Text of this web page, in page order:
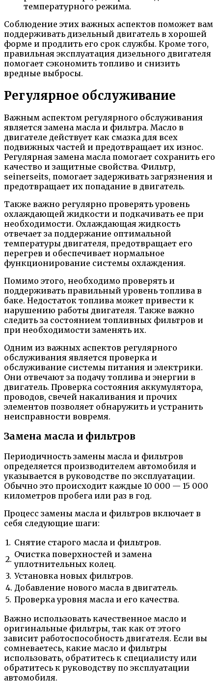
температурного режима.
Соблюдение этих важных аспектов поможет вам
поддерживать дизельный двигатель в хорошей
форме и продлить его срок службы. Кроме того,
правильная эксплуатация дизельного двигателя
помогает сэкономить топливо и снизить
вредные выбросы.
Регулярное обслуживание
Важным аспектом регулярного обслуживания
является замена масла и фильтра. Масло в
двигателе действует как смазка для всех
подвижных частей и предотвращает их износ.
Регулярная замена масла помогает сохранить его
качество и защитные свойства. Фильтр,
seinerseits, помогает задерживать загрязнения и
предотвращает их попадание в двигатель.
Также важно регулярно проверять уровень
охлаждающей жидкости и подкачивать ее при
необходимости. Охлаждающая жидкость
отвечает за поддержание оптимальной
температуры двигателя, предотвращает его
перегрев и обеспечивает нормальное
функционирование системы охлаждения.
Помимо этого, необходимо проверять и
поддерживать правильный уровень топлива в
баке. Недостаток топлива может привести к
нарушению работы двигателя. Также важно
следить за состоянием топливных фильтров и
при необходимости заменять их.
Одним из важных аспектов регулярного
обслуживания является проверка и
обслуживание системы питания и электрики.
Они отвечают за подачу топлива и энергии в
двигатель. Проверка состояния аккумулятора,
проводов, свечей накаливания и прочих
элементов позволяет обнаружить и устранить
неисправности вовремя.
Замена масла и фильтров
Периодичность замены масла и фильтров
определяется производителем автомобиля и
указывается в руководстве по эксплуатации.
Обычно это происходит каждые 10 000 — 15 000
километров пробега или раз в год.
Процесс замены масла и фильтров включает в
себя следующие шаги:
1. Снятие старого масла и фильтров.
2. Очистка поверхностей и замена
уплотнительных колец.
3. Установка новых фильтров.
4. Добавление нового масла в двигатель.
5. Проверка уровня масла и его качества.
Важно использовать качественное масло и
оригинальные фильтры, так как от этого
зависит работоспособность двигателя. Если вы
сомневаетесь, какие масло и фильтры
использовать, обратитесь к специалисту или
обратитесь к руководству по эксплуатации
автомобиля.